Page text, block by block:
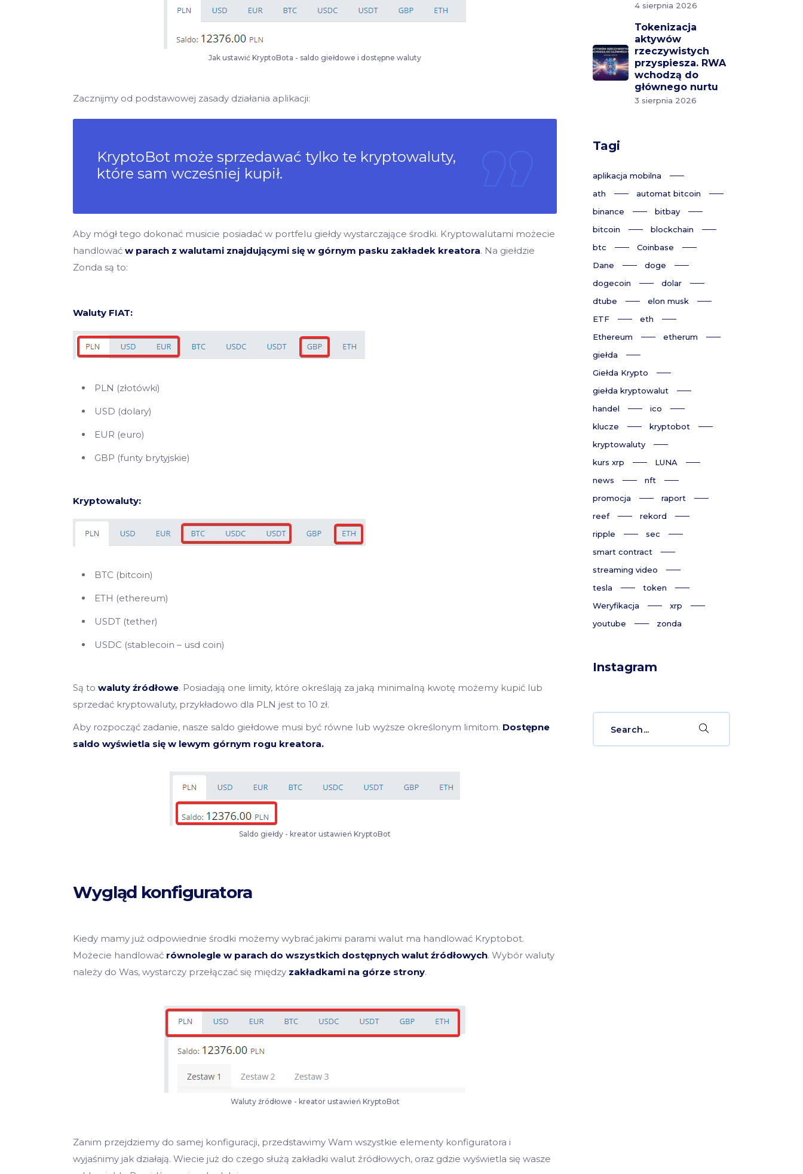
Jak ustawić KryptoBota - saldo giełdowe i dostępne waluty
Zacznijmy od podstawowej zasady działania aplikacji:
KryptoBot może sprzedawać tylko te kryptowaluty,
które sam wcześniej kupił.
Aby mógł tego dokonać musicie posiadać w portfelu giełdy wystarczające środki. Kryptowalutami możecie
handlować w parach z walutami znajdującymi się w górnym pasku zakładek kreatora. Na giełdzie
Zonda są to:
Waluty FIAT:
PLN (złotówki)
USD (dolary)
EUR (euro)
GBP (funty brytyjskie)
Kryptowaluty:
BTC (bitcoin)
ETH (ethereum)
USDT (tether)
USDC (stablecoin – usd coin)
Są to waluty źródłowe. Posiadają one limity, które określają za jaką minimalną kwotę możemy kupić lub
sprzedać kryptowaluty, przykładowo dla PLN jest to 10 zł.
Aby rozpocząć zadanie, nasze saldo giełdowe musi być równe lub wyższe określonym limitom. Dostępne
saldo wyświetla się w lewym górnym rogu kreatora.
Saldo giełdy - kreator ustawień KryptoBot
Wygląd konfiguratora
Kiedy mamy już odpowiednie środki możemy wybrać jakimi parami walut ma handlować Kryptobot.
Możecie handlować równolegle w parach do wszystkich dostępnych walut źródłowych. Wybór waluty
należy do Was, wystarczy przełączać się między zakładkami na górze strony.
Waluty źródłowe - kreator ustawień KryptoBot
Zanim przejdziemy do samej konfiguracji, przedstawimy Wam wszystkie elementy konfiguratora i
wyjaśnimy jak działają. Wiecie już do czego służą zakładki walut źródłowych, oraz gdzie wyświetla się wasze
4 sierpnia 2026
Tokenizacja
aktywów
rzeczywistych
przyspiesza. RWA
wchodzą do
głównego nurtu
3 sierpnia 2026
Tagi
aplikacja mobilna
ath
automat bitcoin
binance
bitbay
bitcoin
blockchain
btc
Coinbase
Dane
doge
dogecoin
dolar
dtube
elon musk
ETF
eth
Ethereum
etherum
giełda
Giełda Krypto
giełda kryptowalut
handel
ico
klucze
kryptobot
kryptowaluty
kurs xrp
LUNA
news
nft
promocja
raport
reef
rekord
ripple
sec
smart contract
streaming video
tesla
token
Weryfikacja
xrp
youtube
zonda
Instagram